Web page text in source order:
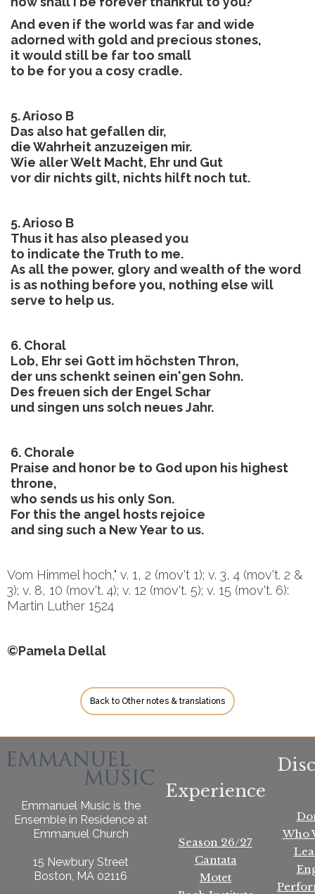
And even if the world was far and wide
adorned with gold and precious stones,
it would still be far too small
to be for you a cosy cradle.
5. Arioso B
Das also hat gefallen dir,
die Wahrheit anzuzeigen mir.
Wie aller Welt Macht, Ehr und Gut
vor dir nichts gilt, nichts hilft noch tut.
5. Arioso B
Thus it has also pleased you
to indicate the Truth to me.
As all the power, glory and wealth of the word
is as nothing before you, nothing else will
serve to help us.
6. Choral
Lob, Ehr sei Gott im höchsten Thron,
der uns schenkt seinen ein'gen Sohn.
Des freuen sich der Engel Schar
und singen uns solch neues Jahr.
6. Chorale
Praise and honor be to God upon his highest
throne,
who sends us his only Son.
For this the angel hosts rejoice
and sing such a New Year to us.
Vom Himmel hoch," v. 1, 2 (mov't 1); v. 3, 4 (mov't. 2 &
3); v. 8, 10 (mov't. 4); v. 12 (mov't. 5); v. 15 (mov't. 6):
Martin Luther 1524
©Pamela Dellal
Back to Other notes & translations
Emmanuel Music is the
Ensemble in Residence at
Emmanuel Church
15 Newbury Street
Boston, MA 02116
Experience
Season 26/27
Cantata
Motet
Who